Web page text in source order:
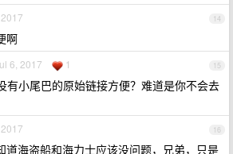
14
啊
15
6, 2017 1
有小尾巴的原始链接方便？难道是你不会去
16
道海盗船和海力士应该没问题，兄弟，只是